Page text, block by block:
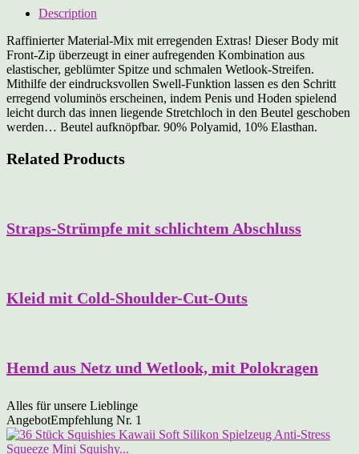
Description
Raffinierter Material-Mix mit erregenden Extras! Dieser Body mit
Front-Zip überzeugt in einer aufregenden Kombination aus
elastischer, geblümter Spitze und schmalen Wetlook-Streifen.
Mithilfe der eindrucksvollen Swell-Funktion lassen es den Schritt
erregend voluminös erscheinen, indem Penis und Hoden spielend
leicht durch das innen liegende Stretchloch in den Beutel geschoben
werden… Beutel aufknöpfbar. 90% Polyamid, 10% Elasthan.
Related Products
Straps-Strümpfe mit schlichtem Abschluss
Kleid mit Cold-Shoulder-Cut-Outs
Hemd aus Netz und Wetlook, mit Polokragen
Alles für unsere Lieblinge
AngebotEmpfehlung Nr. 1